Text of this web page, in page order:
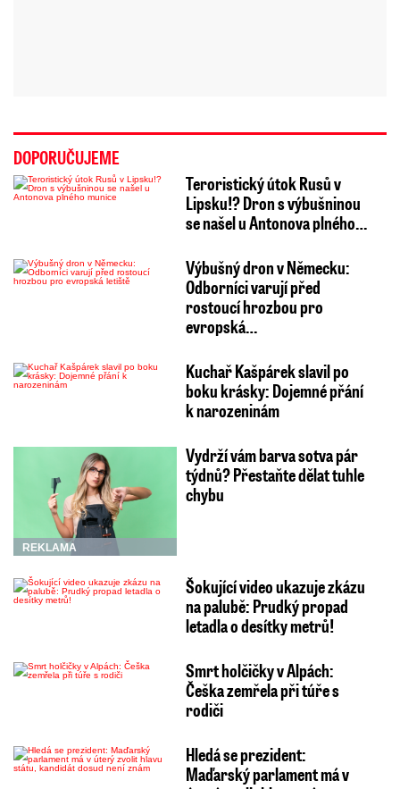
DOPORUČUJEME
Teroristický útok Rusů v
Lipsku!? Dron s výbušninou
se našel u Antonova plného…
Výbušný dron v Německu:
Odborníci varují před
rostoucí hrozbou pro
evropská…
Kuchař Kašpárek slavil po
boku krásky: Dojemné přání
k narozeninám
REKLAMA
Vydrží vám barva sotva pár
týdnů? Přestaňte dělat tuhle
chybu
Šokující video ukazuje zkázu
na palubě: Prudký propad
letadla o desítky metrů!
Smrt holčičky v Alpách:
Češka zemřela při túře s
rodiči
Hledá se prezident:
Maďarský parlament má v